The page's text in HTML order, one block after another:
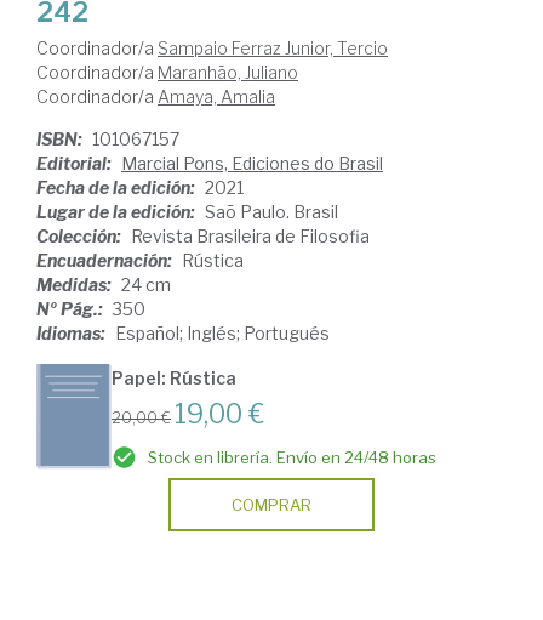
242
Coordinador/a Sampaio Ferraz Junior, Tercio
Coordinador/a Maranhão, Juliano
Coordinador/a Amaya, Amalia
ISBN: 101067157
Editorial: Marcial Pons, Ediciones do Brasil
Fecha de la edición: 2021
Lugar de la edición: Saõ Paulo. Brasil
Colección: Revista Brasileira de Filosofia
Encuadernación: Rústica
Medidas: 24 cm
Nº Pág.: 350
Idiomas: Español; Inglés; Portugués
Papel: Rústica
20,00 € 19,00 €
Stock en librería. Envío en 24/48 horas
COMPRAR